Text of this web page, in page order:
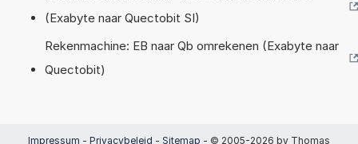
(Exabyte naar Quectobit SI)
Rekenmachine: EB naar Qb omrekenen (Exabyte naar
Quectobit)
Impressum - Privacybeleid - Sitemap - © 2005-2026 by Thomas